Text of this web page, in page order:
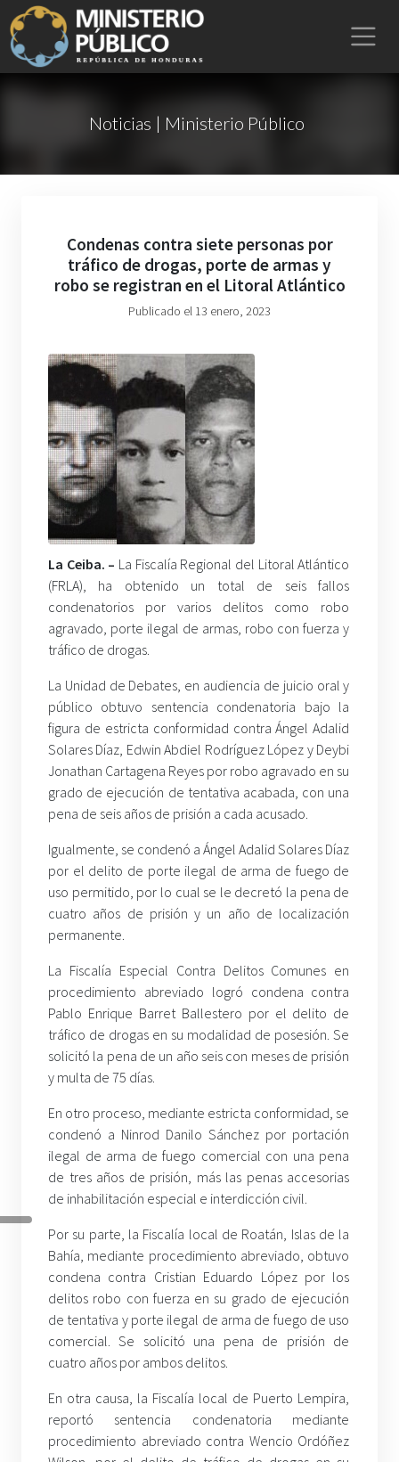
Noticias | Ministerio Público
Condenas contra siete personas por
tráfico de drogas, porte de armas y
robo se registran en el Litoral Atlántico
Publicado el 13 enero, 2023
La Ceiba. – La Fiscalía Regional del Litoral Atlántico
(FRLA), ha obtenido un total de seis fallos
condenatorios por varios delitos como robo
agravado, porte ilegal de armas, robo con fuerza y
tráfico de drogas.
La Unidad de Debates, en audiencia de juicio oral y
público obtuvo sentencia condenatoria bajo la
figura de estricta conformidad contra Ángel Adalid
Solares Díaz, Edwin Abdiel Rodríguez López y Deybi
Jonathan Cartagena Reyes por robo agravado en su
grado de ejecución de tentativa acabada, con una
pena de seis años de prisión a cada acusado.
Igualmente, se condenó a Ángel Adalid Solares Díaz
por el delito de porte ilegal de arma de fuego de
uso permitido, por lo cual se le decretó la pena de
cuatro años de prisión y un año de localización
permanente.
La Fiscalía Especial Contra Delitos Comunes en
procedimiento abreviado logró condena contra
Pablo Enrique Barret Ballestero por el delito de
tráfico de drogas en su modalidad de posesión. Se
solicitó la pena de un año seis con meses de prisión
y multa de 75 días.
En otro proceso, mediante estricta conformidad, se
condenó a Ninrod Danilo Sánchez por portación
ilegal de arma de fuego comercial con una pena
de tres años de prisión, más las penas accesorias
de inhabilitación especial e interdicción civil.
Por su parte, la Fiscalía local de Roatán, Islas de la
Bahía, mediante procedimiento abreviado, obtuvo
condena contra Cristian Eduardo López por los
delitos robo con fuerza en su grado de ejecución
de tentativa y porte ilegal de arma de fuego de uso
comercial. Se solicitó una pena de prisión de
cuatro años por ambos delitos.
En otra causa, la Fiscalía local de Puerto Lempira,
reportó sentencia condenatoria mediante
procedimiento abreviado contra Wencio Ordóñez